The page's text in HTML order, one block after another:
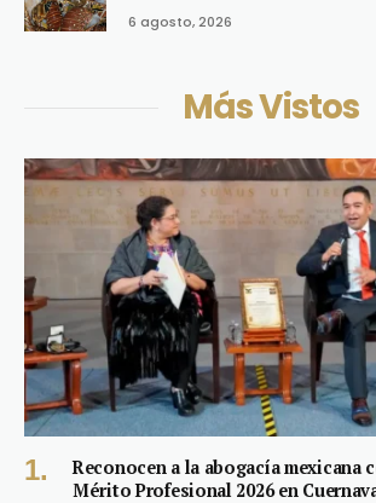
6 agosto, 2026
Más Vistos
Reconocen a la abogacía mexicana
Mérito Profesional 2026 en